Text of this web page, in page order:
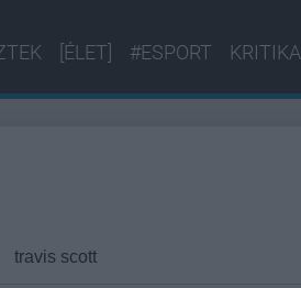
[ÉLET] #ESPORT KRITIKA